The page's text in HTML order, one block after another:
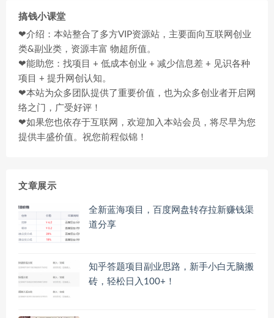
搞钱小课堂
❤介绍：本站整合了多方VIP资源站，主要面向互联网创业
类&副业类，资源丰富 物超所值。
❤能助您：找项目 + 低成本创业 + 减少信息差 + 见识各种
项目 + 提升网创认知。
❤本站为众多团队提供了重要价值，也为众多创业者开启网
络之门，广受好评！
❤如果您也依存于互联网，欢迎加入本站会员，将尽早为您
提供丰盛价值。祝您前程似锦！
文章展示
全新蓝海项目，百度网盘转存拉新赚钱渠
道分享
知乎答题项目副业思路，新手小白无脑搬
砖，轻松日入100+！